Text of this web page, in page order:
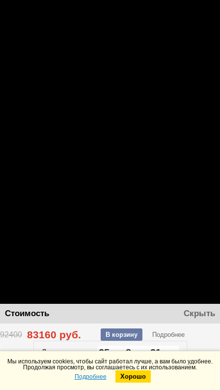
Стоимость Скрыть
92400 83160 руб. В корзину Подробнее
До конца акции25 8 21
Telegram
Мы используем cookies, чтобы сайт работал лучше, а вам было удобнее.
Продолжая просмотр, вы соглашаетесь с их использованием.
Подробнее
Хорошо